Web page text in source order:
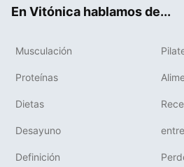
En Vitónica hablamos de...
Musculación
Proteínas
Dietas
Desayuno
Definición